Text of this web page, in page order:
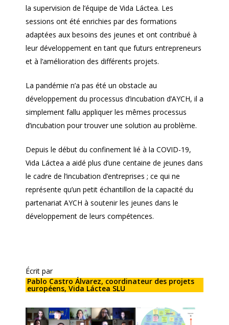
la supervision de l’équipe de Vida Láctea. Les
sessions ont été enrichies par des formations
adaptées aux besoins des jeunes et ont contribué à
leur développement en tant que futurs entrepreneurs
et à l’amélioration des différents projets.
La pandémie n’a pas été un obstacle au
développement du processus d’incubation d’AYCH, il a
simplement fallu appliquer les mêmes processus
d’incubation pour trouver une solution au problème.
Depuis le début du confinement lié à la COVID-19,
Vida Láctea a aidé plus d’une centaine de jeunes dans
le cadre de l’incubation d’entreprises ; ce qui ne
représente qu’un petit échantillon de la capacité du
partenariat AYCH à soutenir les jeunes dans le
développement de leurs compétences.
Écrit par
Pablo Castro Álvarez, coordinateur des projets
européens, Vida Láctea SLU